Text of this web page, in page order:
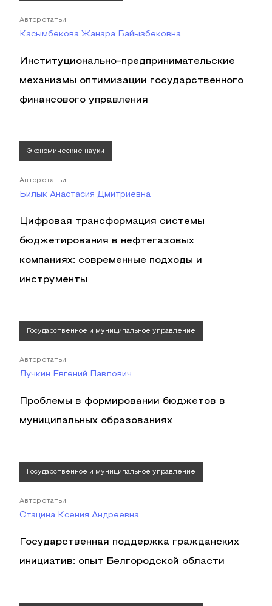
Автор статьи
Касымбекова Жанара Байызбековна
Институционально-предпринимательские
механизмы оптимизации государственного
финансового управления
Экономические науки
Автор статьи
Билык Анастасия Дмитриевна
Цифровая трансформация системы
бюджетирования в нефтегазовых
компаниях: современные подходы и
инструменты
Государственное и муниципальное управление
Автор статьи
Лучкин Евгений Павлович
Проблемы в формировании бюджетов в
муниципальных образованиях
Государственное и муниципальное управление
Автор статьи
Стацина Ксения Андреевна
Государственная поддержка гражданских
инициатив: опыт Белгородской области